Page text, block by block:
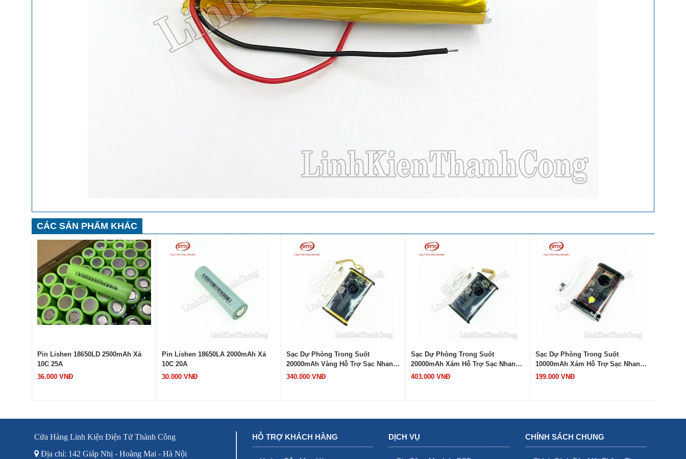
CÁC SẢN PHẨM KHÁC
Pin Lishen 18650LD 2500mAh Xả
10C 25A
36.000 VNĐ
Pin Lishen 18650LA 2000mAh Xả
10C 20A
30.000 VNĐ
Sạc Dự Phòng Trong Suốt
20000mAh Vàng Hỗ Trợ Sạc Nhanh
PD QC (Bản Màu Vàng)
340.000 VNĐ
Sạc Dự Phòng Trong Suốt
20000mAh Xám Hỗ Trợ Sạc Nhanh
PD QC (Bản Màu Xám)
403.000 VNĐ
Sạc Dự Phòng Trong Suốt
10000mAh Xám Hỗ Trợ Sạc Nhanh
PD QC (Bản Màu Xám) Mẫu 1
199.000 VNĐ
Cửa Hàng Linh Kiện Điện Tử Thành Công
Địa chỉ: 142 Giáp Nhị - Hoàng Mai - Hà Nội
HỖ TRỢ KHÁCH HÀNG DỊCH VỤ CHÍNH SÁCH CHUNG